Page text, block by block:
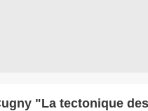
"La tectonique